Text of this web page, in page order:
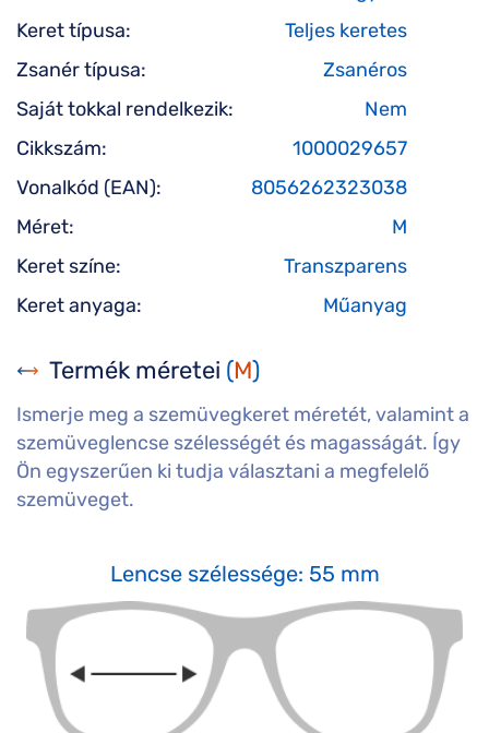
Keret típusa:
Teljes keretes
Zsanér típusa:
Zsanéros
Saját tokkal rendelkezik:
Nem
Cikkszám:
1000029657
Vonalkód (EAN):
8056262323038
Méret:
M
Keret színe:
Transzparens
Keret anyaga:
Műanyag
Termék méretei (M)
Ismerje meg a szemüvegkeret méretét, valamint a
szemüveglencse szélességét és magasságát. Így
Ön egyszerűen ki tudja választani a megfelelő
szemüveget.
Lencse szélessége: 55 mm